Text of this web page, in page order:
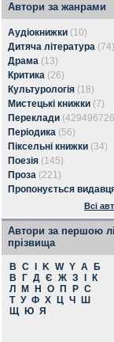
Автори за жанрами
Аудіокнижки (10)
Дитяча література (74)
Драма (13)
Критика (26)
Культурологія (18)
Мистецькі книжки (7)
Переклади
Періодика (56)
Піксельні книжки (34)
Поезія (145)
Проза (221)
Пропонується
Всі
Автори за першою
прізвища
B C K W Y А
Б
В
Г Д Є Ж З
К
Л
М Н О П Р С
Т У Ф Х Ц Ч
Ш
Щ
Ю Я